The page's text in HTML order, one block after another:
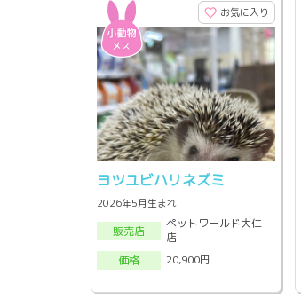
お気に入り
ヨツユビハリネズミ
2026年5月生まれ
販売店
ペットワールド大仁
店
価格
20,900円